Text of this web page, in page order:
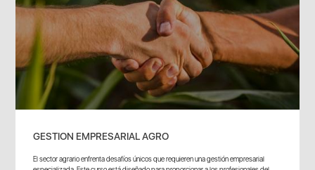
GESTION EMPRESARIAL AGRO
El sector agrario enfrenta desafíos únicos que requieren una gestión empresarial